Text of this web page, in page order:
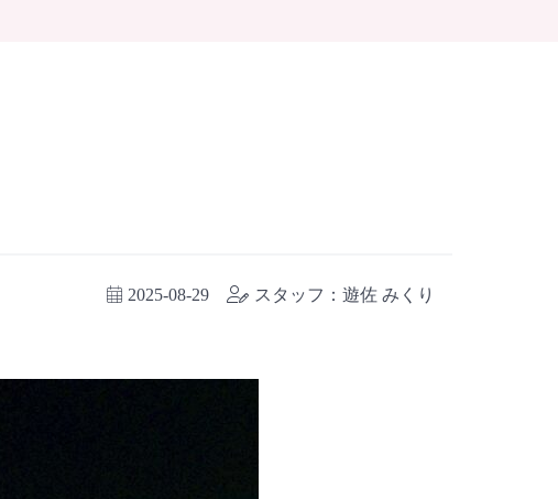
2025-08-29 スタッフ：遊佐 みくり